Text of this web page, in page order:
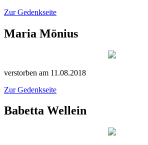
Zur Gedenkseite
Maria Mönius
verstorben am 11.08.2018
Zur Gedenkseite
Babetta Wellein